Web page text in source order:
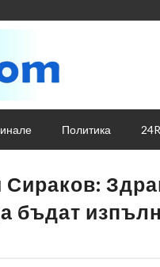
Политика
Сираков:
бъдат